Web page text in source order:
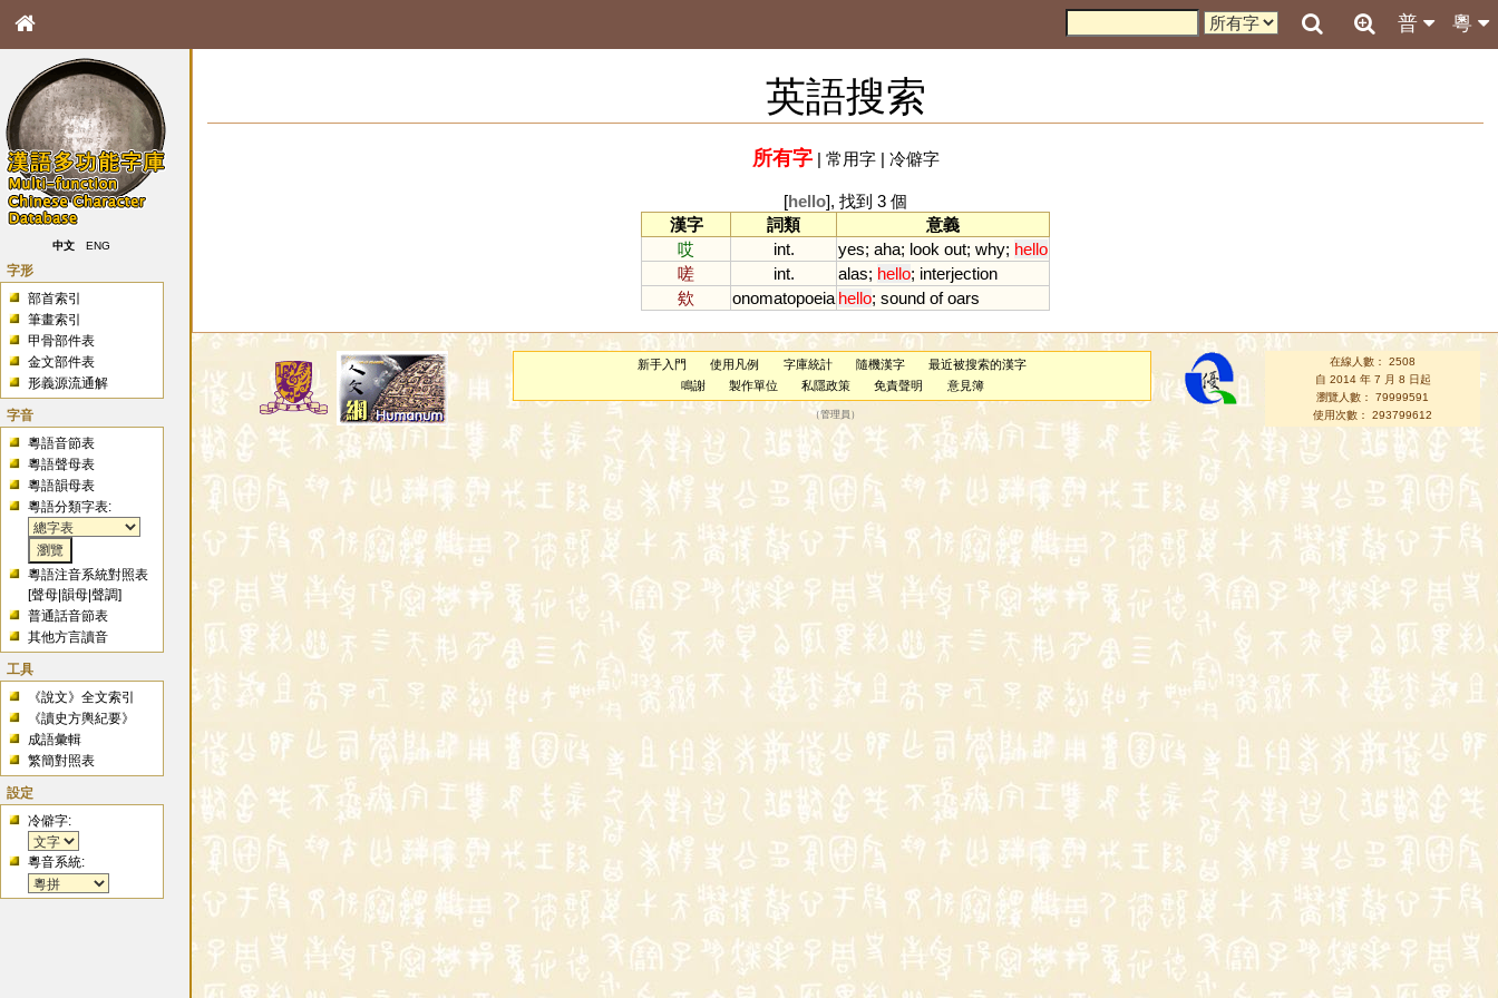
粵
普
中文 ENG
字形
部首索引
筆畫索引
甲骨部件表
金文部件表
形義源流通解
字音
粵語音節表
粵語聲母表
粵語韻母表
粵語分類字表:
粵語注音系統對照表
[聲母 |韻母 |聲調]
普通話音節表
其他方言讀音
工具
《說文》全文索引
《讀史方輿紀要》
成語彙輯
繁簡對照表
設定
冷僻字:
粵音系統:
英語搜索
所有字| 常用字| 冷僻字
[hello], 找到 3 個
漢字
詞類
意義
哎
int. yes; aha; look out; why; hello
嗟
int. alas; hello; interjection
欸
onomatopoeia hello; sound of oars
新手入門 使用凡例 字庫統計 隨機漢字
最近被搜索的漢字
鳴謝
製作單位 私隱政策 免責聲明 意見簿
（管理員 ）
在線人數： 2508
自 2014 年 7 月 8 日起
瀏覽人數： 79999591
使用次數： 293799612